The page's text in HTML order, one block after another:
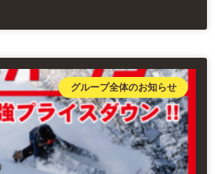
グループ全体のお知らせ